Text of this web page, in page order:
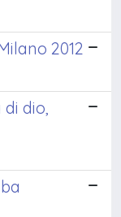
2012
dio,